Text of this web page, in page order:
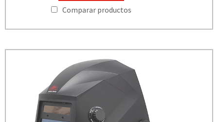
Comparar productos